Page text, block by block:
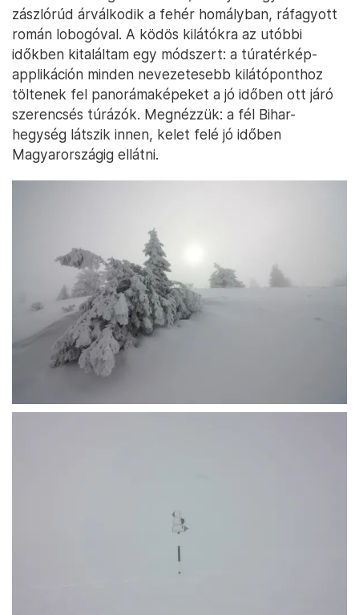
zászlórúd árválkodik a fehér homályban, ráfagyott
román lobogóval. A ködös kilátókra az utóbbi
időkben kitaláltam egy módszert: a túratérkép-
applikáción minden nevezetesebb kilátóponthoz
töltenek fel panorámaképeket a jó időben ott járó
szerencsés túrázók. Megnézzük: a fél Bihar-
hegység látszik innen, kelet felé jó időben
Magyarországig ellátni.